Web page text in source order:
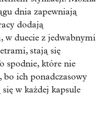
dnia zapewniają
dodają
w duecie z jedwabnymi
stają się
spodnie, które nie
bo ich ponadczasowy
w każdej kapsule